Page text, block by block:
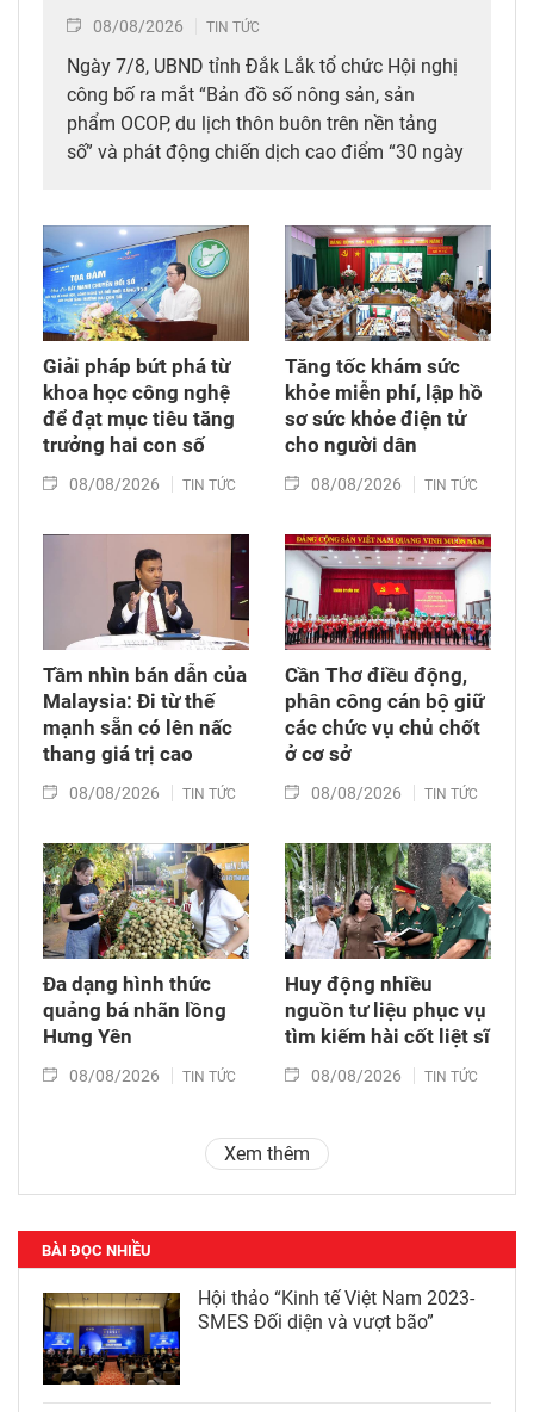
08/08/2026 TIN TỨC
Ngày 7/8, UBND tỉnh Đắk Lắk tổ chức Hội nghị
công bố ra mắt “Bản đồ số nông sản, sản
phẩm OCOP, du lịch thôn buôn trên nền tảng
số” và phát động chiến dịch cao điểm “30 ngày
sầu riêng trên địa bàn tỉnh. Đây được xem là
bước đi chiến lược nhằm tích hợp đồng bộ
công nghệ số vào chuỗi giá trị nông nghiệp và
phát triển nông thôn địa phương.
Giải pháp bứt phá từ
khoa học công nghệ
để đạt mục tiêu tăng
trưởng hai con số
08/08/2026 TIN TỨC
Tăng tốc khám sức
khỏe miễn phí, lập hồ
sơ sức khỏe điện tử
cho người dân
08/08/2026 TIN TỨC
Tầm nhìn bán dẫn của
Malaysia: Đi từ thế
mạnh sẵn có lên nấc
thang giá trị cao
08/08/2026 TIN TỨC
Cần Thơ điều động,
phân công cán bộ giữ
các chức vụ chủ chốt
ở cơ sở
08/08/2026 TIN TỨC
Đa dạng hình thức
quảng bá nhãn lồng
Hưng Yên
08/08/2026 TIN TỨC
Huy động nhiều
nguồn tư liệu phục vụ
tìm kiếm hài cốt liệt sĩ
08/08/2026 TIN TỨC
Xem thêm
BÀI ĐỌC NHIỀU
Hội thảo “Kinh tế Việt Nam 2023-
SMES Đối diện và vượt bão”